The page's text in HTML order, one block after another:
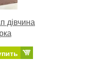
дівчина